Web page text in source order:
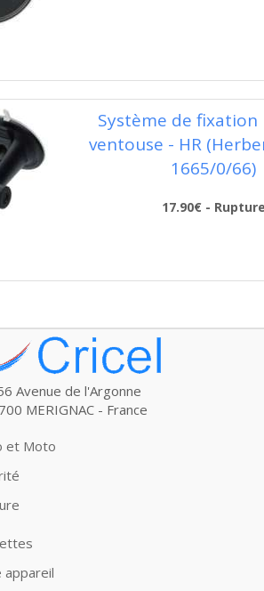
Système de fixation
ventouse - HR
1665/0/66)
17.90€ -
Avenue de l'Argonne
MERIGNAC - France
et Moto
appareil